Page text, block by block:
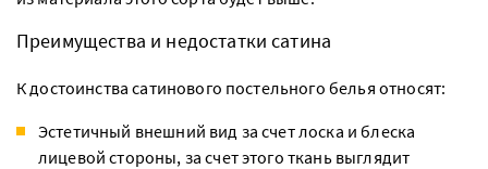
Преимущества и недостатки сатина
К достоинства сатинового постельного белья относят:
Эстетичный внешний вид за счет лоска и блеска
лицевой стороны, за счет этого ткань выглядит